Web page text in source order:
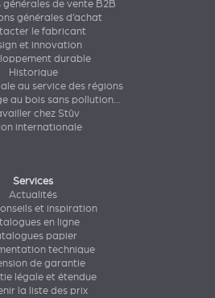
générales de vente B2B
générales d’achat
le fabricant
et innovation
durable
Historique
au service des régions
au bois sans pollution...
chez Stûv
internationale
Services
Actualités
et inspiration
en ligne
papier
technique
de garantie
légale et étendue
la liste des prix